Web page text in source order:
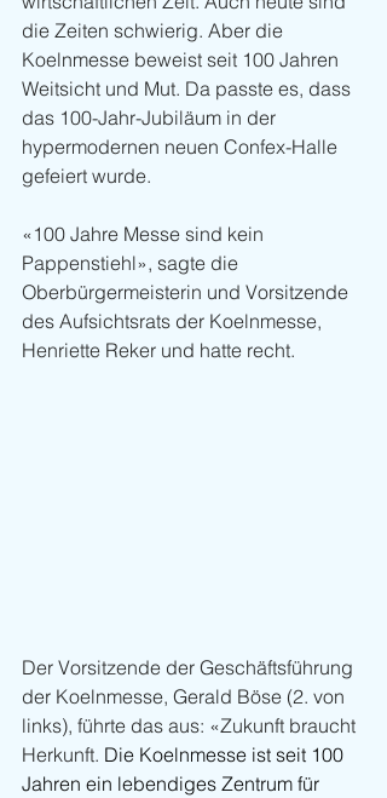
die Zeiten schwierig. Aber die
Koelnmesse beweist seit 100 Jahren
Weitsicht und Mut. Da passte es, dass
das 100-Jahr-Jubiläum in der
hypermodernen neuen Confex-Halle
gefeiert wurde.
«100 Jahre Messe sind kein
Pappenstiehl», sagte die
Oberbürgermeisterin und Vorsitzende
des Aufsichtsrats der Koelnmesse,
Henriette Reker und hatte recht.
Der Vorsitzende der Geschäftsführung
der Koelnmesse, Gerald Böse (2. von
links), führte das aus: «Zukunft braucht
Herkunft. Die Koelnmesse ist seit 100
Jahren ein lebendiges Zentrum für